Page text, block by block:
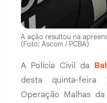
A ação resultou na
(Foto: Ascom / PCBA)
A Polícia Civil da
desta quinta-
Operação Malhas